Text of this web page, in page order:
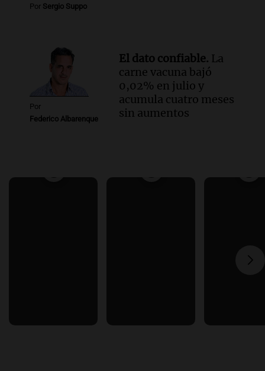
Por Sergio Suppo
Por
Federico Albarenque
El dato confiable. La
carne vacuna bajó
0,02% en julio y
acumula cuatro meses
sin aumentos